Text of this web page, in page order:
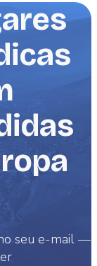
seu e-mail —